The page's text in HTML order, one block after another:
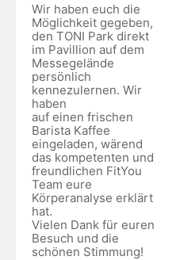
Wir haben euch die
Möglichkeit gegeben,
den TONI Park direkt
im Pavillion auf dem
Messegelände
persönlich
kennezulernen. Wir
haben
auf einen frischen
Barista Kaffee
eingeladen, wärend
das kompetenten und
freundlichen FitYou
Team eure
Körperanalyse erklärt
hat.
Vielen Dank für euren
Besuch und die
schönen Stimmung!